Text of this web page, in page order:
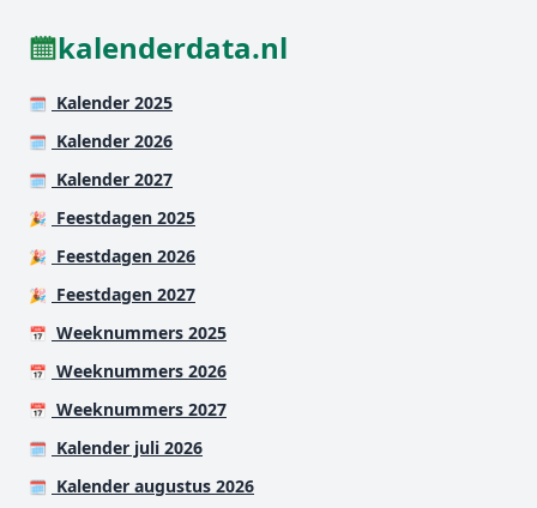
kalenderdata.nl
🗓️ Kalender 2025
🗓️ Kalender 2026
🗓️ Kalender 2027
🎉 Feestdagen 2025
🎉 Feestdagen 2026
🎉 Feestdagen 2027
📅 Weeknummers 2025
📅 Weeknummers 2026
📅 Weeknummers 2027
🗓️ Kalender juli 2026
🗓️ Kalender augustus 2026